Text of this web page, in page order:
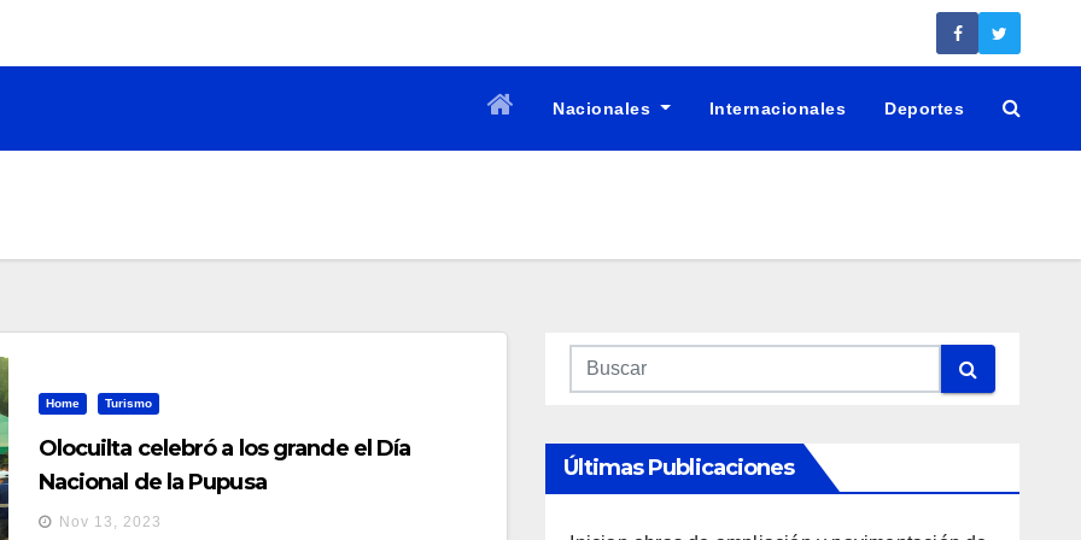
Nacionales Internacionales Deportes
Home Turismo
Olocuilta celebró a los grande el Día
Nacional de la Pupusa
Nov 13, 2023
Últimas Publicaciones